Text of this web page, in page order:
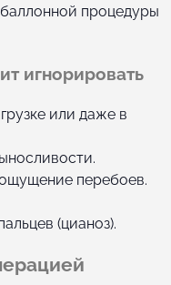
процедуры
игнорировать
или даже в
перебоев.
(цианоз).